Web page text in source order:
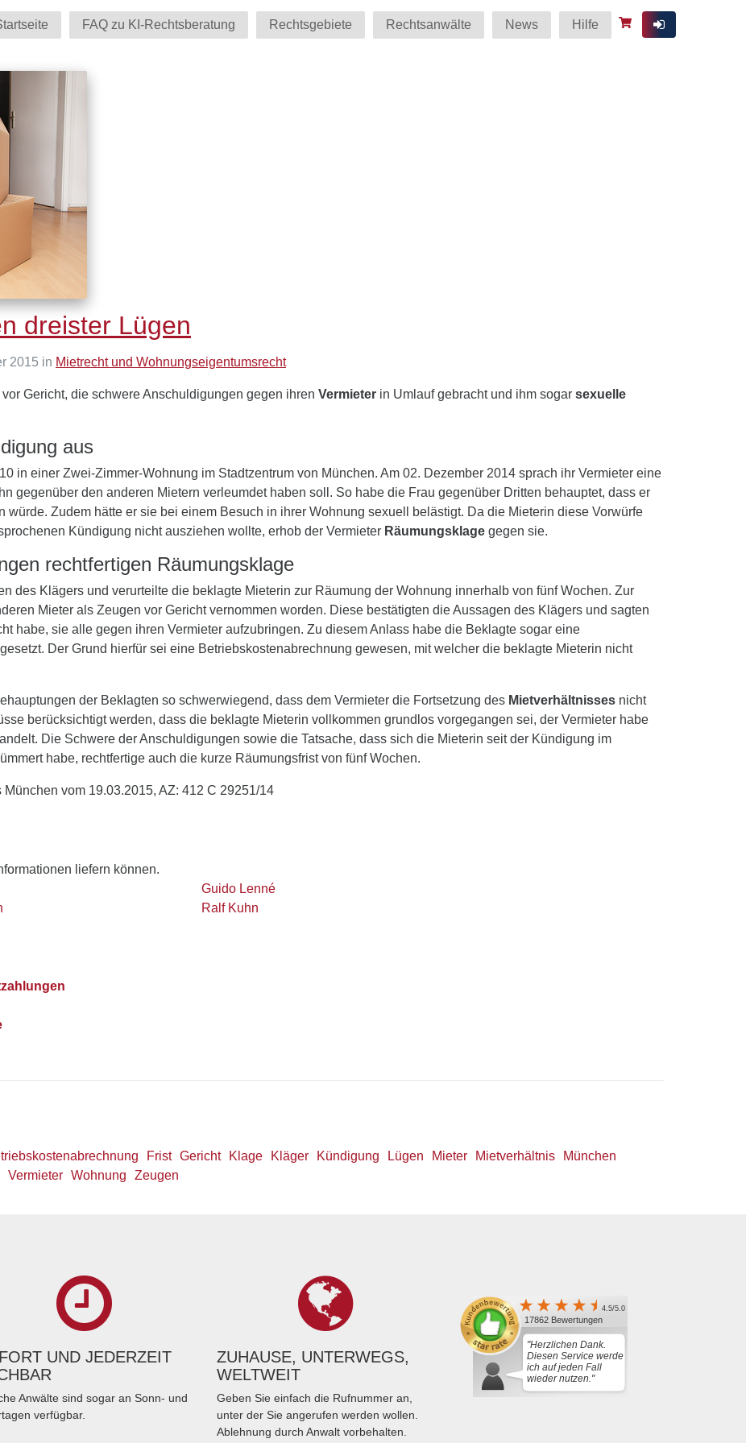
FAQ zu KI-Rechtsberatung Rechtsgebiete Rechtsanwälte News Hilfe
dreister Lügen
2015 in Mietrecht und Wohnungseigentumsrecht
vor Gericht, die schwere Anschuldigungen gegen ihren Vermieter in Umlauf gebracht und ihm sogar sexuelle
aus
in einer Zwei-Zimmer-Wohnung im Stadtzentrum von München. Am 02. Dezember 2014 sprach ihr Vermieter eine
gegenüber den anderen Mietern verleumdet haben soll. So habe die Frau gegenüber Dritten behauptet, dass er
Zudem hätte er sie bei einem Besuch in ihrer Wohnung sexuell belästigt. Da die Mieterin diese Vorwürfe
Kündigung nicht ausziehen wollte, erhob der Vermieter Räumungsklage gegen sie.
rechtfertigen Räumungsklage
des Klägers und verurteilte die beklagte Mieterin zur Räumung der Wohnung innerhalb von fünf Wochen. Zur
Mieter als Zeugen vor Gericht vernommen worden. Diese bestätigten die Aussagen des Klägers und sagten
habe, sie alle gegen ihren Vermieter aufzubringen. Zu diesem Anlass habe die Beklagte sogar eine
Der Grund hierfür sei eine Betriebskostenabrechnung gewesen, mit welcher die beklagte Mieterin nicht
der Beklagten so schwerwiegend, dass dem Vermieter die Fortsetzung des Mietverhältnisses nicht
berücksichtigt werden, dass die beklagte Mieterin vollkommen grundlos vorgegangen sei, der Vermieter habe
Die Schwere der Anschuldigungen sowie die Tatsache, dass sich die Mieterin seit der Kündigung im
habe, rechtfertige auch die kurze Räumungsfrist von fünf Wochen.
vom 19.03.2015, AZ: 412 C 29251/14
liefern können.
Guido Lenné
Ralf Kuhn
Frist Gericht Klage Kläger Kündigung Lügen Mieter Mietverhältnis
München
Vermieter Wohnung Zeugen
UND JEDERZEIT
Anwälte sind sogar an Sonn- und
verfügbar.
ZUHAUSE, UNTERWEGS,
WELTWEIT
Geben Sie einfach die Rufnummer an,
unter der Sie angerufen werden wollen.
Ablehnung durch Anwalt vorbehalten.
4.5/5.0
17862 Bewertungen
"Herzlichen Dank.
Diesen Service werde
ich auf jeden Fall
wieder nutzen."